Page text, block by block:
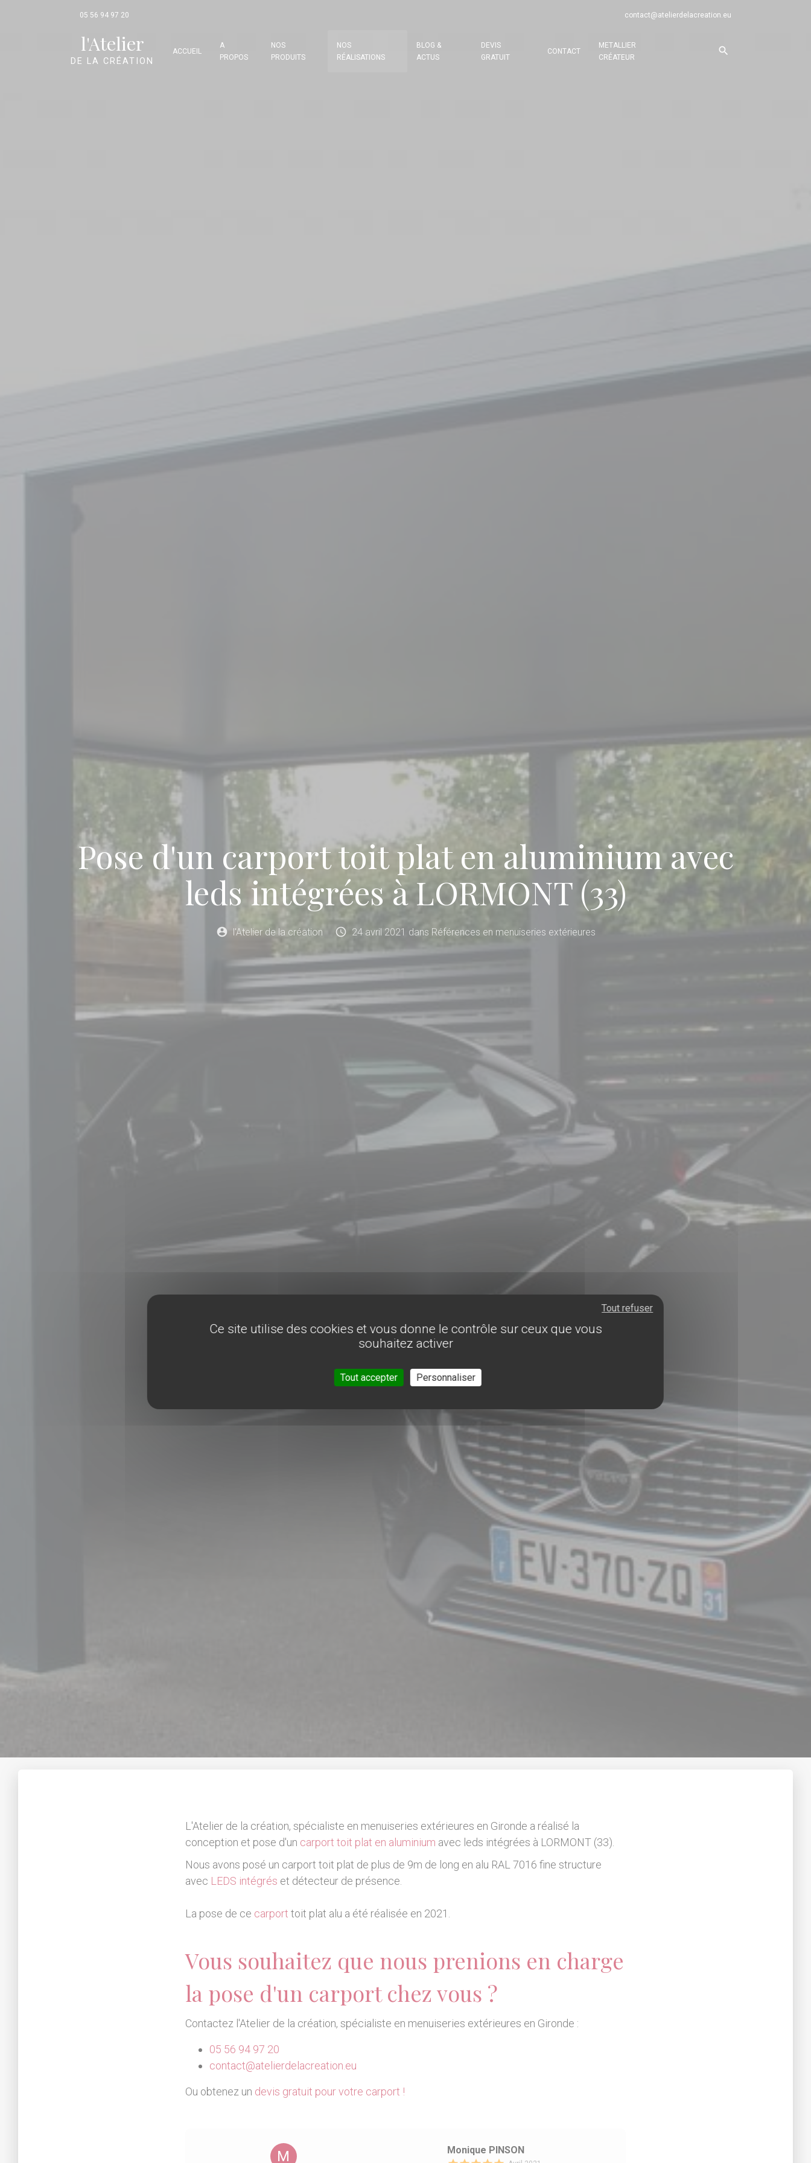
05 56 94 97 20 contact@atelierdelacreation.eu
l'Atelier
DE LA CRÉATION
ACCUEIL
A
PROPOS
NOS
PRODUITS
NOS
RÉALISATIONS
BLOG &
ACTUS
DEVIS
GRATUIT
CONTACT
METALLIER
CRÉATEUR
Pose d'un carport toit plat en aluminium avec
leds intégrées à LORMONT (33)
account_circle l'Atelier de la création schedule 24 avril 2021 dans Références en menuiseries extérieures
L'Atelier de la création, spécialiste en menuiseries extérieures en Gironde a réalisé la
conception et pose d'un carport toit plat en aluminium avec leds intégrées à LORMONT (33).
Nous avons posé un carport toit plat de plus de 9m de long en alu RAL 7016 fine structure
avec LEDS intégrés et détecteur de présence.
La pose de ce carport toit plat alu a été réalisée en 2021.
Vous souhaitez que nous prenions en charge
la pose d'un carport chez vous ?
Contactez l'Atelier de la création, spécialiste en menuiseries extérieures en Gironde :
05 56 94 97 20
contact@atelierdelacreation.eu
Ou obtenez un devis gratuit pour votre carport !
M Monique PINSON
Ce site utilise des cookies et vous donne le contrôle sur ceux que vous
souhaitez activer
Tout accepter
Tout refuser
Personnaliser